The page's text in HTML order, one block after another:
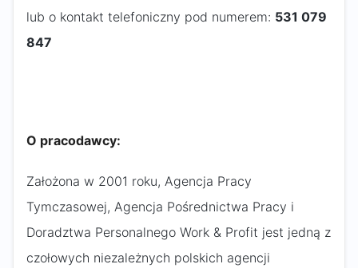
lub o kontakt telefoniczny pod numerem: 531 079
847
O pracodawcy:
Założona w 2001 roku, Agencja Pracy
Tymczasowej, Agencja Pośrednictwa Pracy i
Doradztwa Personalnego Work & Profit jest jedną z
czołowych niezależnych polskich agencji